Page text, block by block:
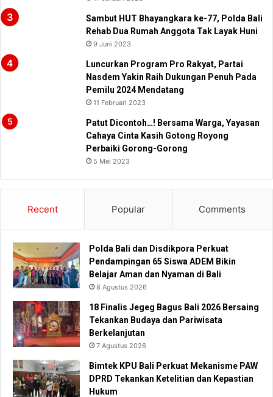
Sambut HUT Bhayangkara ke-77, Polda Bali
Rehab Dua Rumah Anggota Tak Layak Huni
9 Juni 2023
Luncurkan Program Pro Rakyat, Partai
Nasdem Yakin Raih Dukungan Penuh Pada
Pemilu 2024 Mendatang
11 Februari 2023
Patut Dicontoh…! Bersama Warga, Yayasan
Cahaya Cinta Kasih Gotong Royong
Perbaiki Gorong-Gorong
5 Mei 2023
Recent Popular Comments
Polda Bali dan Disdikpora Perkuat
Pendampingan 65 Siswa ADEM Bikin
Belajar Aman dan Nyaman di Bali
8 Agustus 2026
18 Finalis Jegeg Bagus Bali 2026 Bersaing
Tekankan Budaya dan Pariwisata
Berkelanjutan
7 Agustus 2026
Bimtek KPU Bali Perkuat Mekanisme PAW
DPRD Tekankan Ketelitian dan Kepastian
Hukum